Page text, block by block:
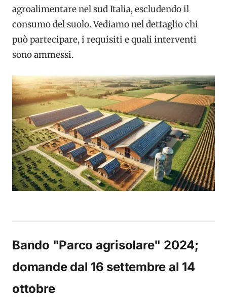
agroalimentare nel sud Italia, escludendo il
consumo del suolo. Vediamo nel dettaglio chi
può partecipare, i requisiti e quali interventi
sono ammessi.
Bando "Parco agrisolare" 2024;
domande dal 16 settembre al 14
ottobre